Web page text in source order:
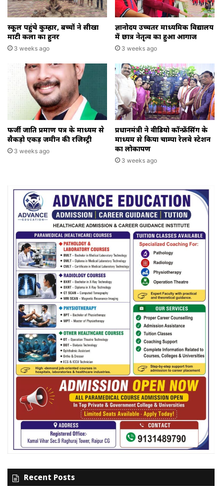
स्कूल पहुंचे कुम्हार, बच्चों ने सीखा
माटी कला का हुनर
3 weeks ago
ज्ञानोदय उच्चतर माध्यमिक विद्यालय
में छात्र नेतृत्व का हुआ आगाज
3 weeks ago
फर्जी जाति प्रमाण पत्र के माध्यम से
सैकड़ो एकड़ जमीन की रजिस्ट्री
3 weeks ago
प्रधानमंत्री ने वीडियो कॉन्फ्रेंसिंग के
माध्यम से किया चाम्पा रेलवे स्टेशन
का लोकार्पण
3 weeks ago
Recent Posts